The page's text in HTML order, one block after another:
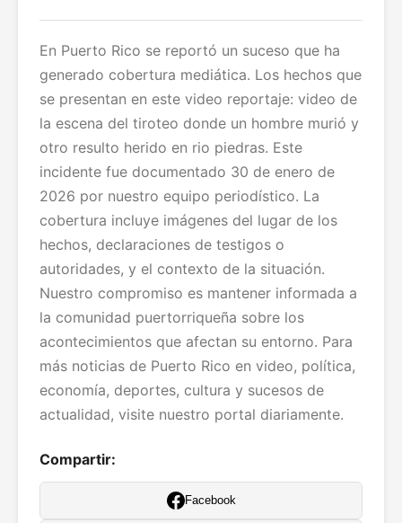
En Puerto Rico se reportó un suceso que ha
generado cobertura mediática. Los hechos que
se presentan en este video reportaje: video de
la escena del tiroteo donde un hombre murió y
otro resulto herido en rio piedras. Este
incidente fue documentado 30 de enero de
2026 por nuestro equipo periodístico. La
cobertura incluye imágenes del lugar de los
hechos, declaraciones de testigos o
autoridades, y el contexto de la situación.
Nuestro compromiso es mantener informada a
la comunidad puertorriqueña sobre los
acontecimientos que afectan su entorno. Para
más noticias de Puerto Rico en video, política,
economía, deportes, cultura y sucesos de
actualidad, visite nuestro portal diariamente.
Compartir:
Facebook